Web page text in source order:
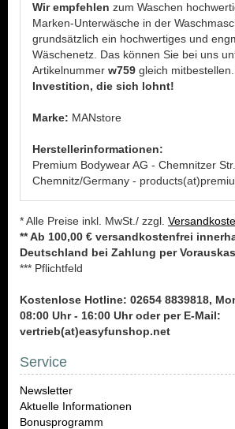
Wir empfehlen zum Waschen
Marken-Unterwäsche in der
grundsätzlich ein hochwertiges und
Wäschenetz. Das können Sie bei uns
Artikelnummer w759 gleich mitbestellen.
Investition, die sich lohnt!
Marke: MANstore
Herstellerinformationen:
Premium Bodywear AG - Chemnitzer
Chemnitz/Germany -
* Alle Preise inkl. MwSt./ zzgl.
** Ab 100,00 € versandkostenfrei
Deutschland bei Zahlung per
*** Pflichtfeld
Kostenlose Hotline: 02654 8839818,
08:00 Uhr - 16:00 Uhr oder per E-Mail:
vertrieb(at)easyfunshop.net
Service
Newsletter
Aktuelle Informationen
Bonusprogramm